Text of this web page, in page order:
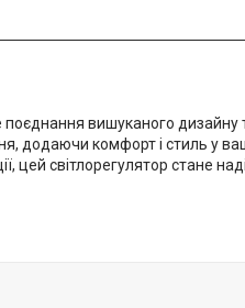
вишуканого дизайну
додаючи комфорт і стиль у
цей світлорегулятор стане